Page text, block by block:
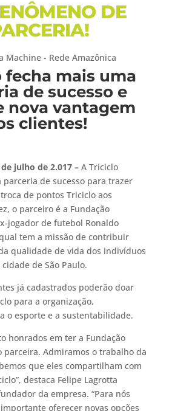
DE
fecha mais uma
de sucesso e
nova vantagem
clientes!
julho de 2.017– A Triciclo
de sucesso para trazer
de pontos Triciclo aos
o parceiro é a Fundação
jogador de futebol Ronaldo
qual tem a missão de contribuir
qualidade de vida dos indivíduos
de São Paulo.
já cadastrados poderão doar
para a organização,
o esporte e a sustentabilidade.
honrados em ter a Fundação
parceira. Admiramos o trabalho da
que eles compartilham com
destaca Felipe Lagrotta
da empresa. “Para nós
oferecer novas opções